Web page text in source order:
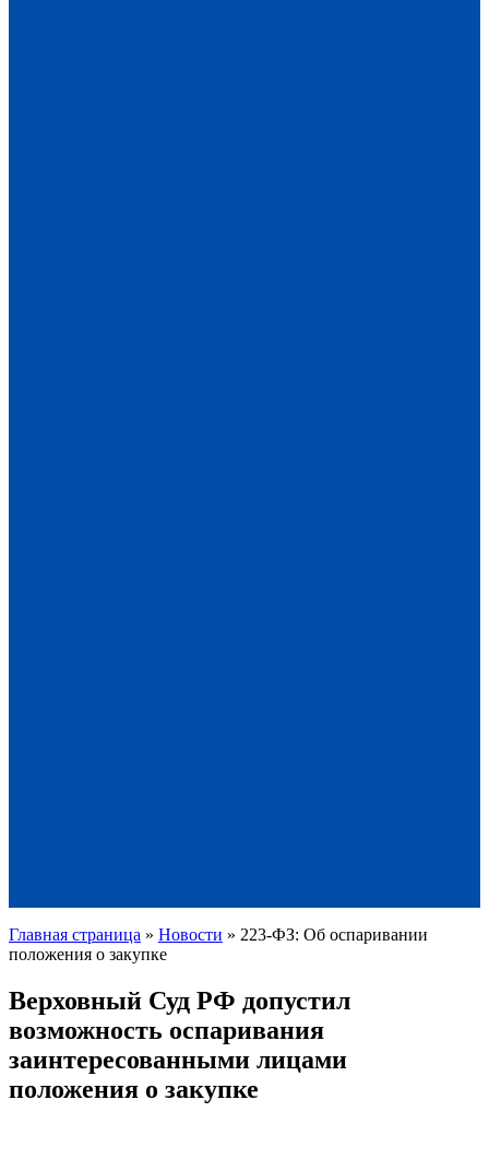
Главная страница » Новости » 223-ФЗ: Об оспаривании
положения о закупке
Верховный Суд РФ допустил
возможность оспаривания
заинтересованными лицами
положения о закупке